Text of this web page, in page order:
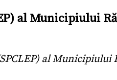
al Municipiului
al Municipiului